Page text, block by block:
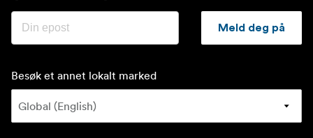
Meld deg på
Besøk et annet lokalt marked